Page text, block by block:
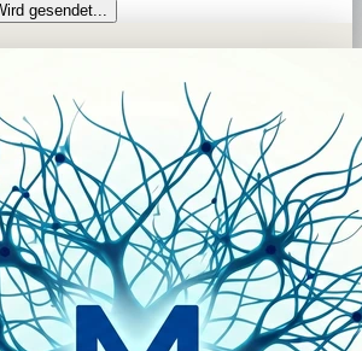
gesendet...